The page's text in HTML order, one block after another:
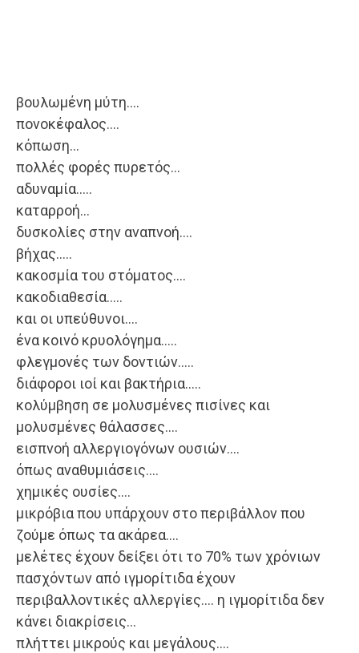
βουλωμένη μύτη….
πονοκέφαλος….
κόπωση…
πολλές φορές πυρετός…
αδυναμία…..
καταρροή…
δυσκολίες στην αναπνοή….
βήχας…..
κακοσμία του στόματος….
κακοδιαθεσία…..
και οι υπεύθυνοι….
ένα κοινό κρυολόγημα…..
φλεγμονές των δοντιών…..
διάφοροι ιοί και βακτήρια…..
κολύμβηση σε μολυσμένες πισίνες και
μολυσμένες θάλασσες….
εισπνοή αλλεργιογόνων ουσιών….
όπως αναθυμιάσεις….
χημικές ουσίες….
μικρόβια που υπάρχουν στο περιβάλλον που
ζούμε όπως τα ακάρεα….
μελέτες έχουν δείξει ότι το 70% των χρόνιων
πασχόντων από ιγμορίτιδα έχουν
περιβαλλοντικές αλλεργίες…. η ιγμορίτιδα δεν
κάνει διακρίσεις…
πλήττει μικρούς και μεγάλους….